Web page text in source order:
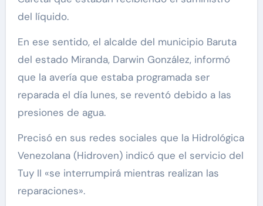
del líquido.
En ese sentido, el alcalde del municipio Baruta
del estado Miranda, Darwin González, informó
que la avería que estaba programada ser
reparada el día lunes, se reventó debido a las
presiones de agua.
Precisó en sus redes sociales que la Hidrológica
Venezolana (Hidroven) indicó que el servicio del
Tuy II «se interrumpirá mientras realizan las
reparaciones».